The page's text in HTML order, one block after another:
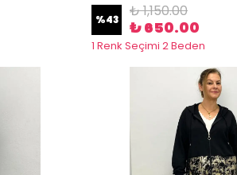
%43 ₺ 1,150.00
₺ 650.00
1 Renk Seçimi 2 Beden